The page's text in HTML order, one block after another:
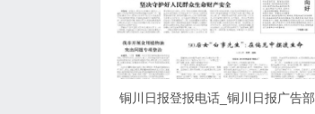
铜川日报登报电话_铜川日报广告部